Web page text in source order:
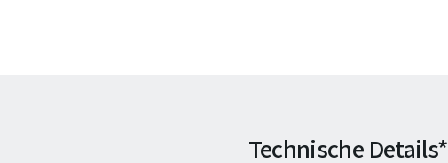
Technische Details*